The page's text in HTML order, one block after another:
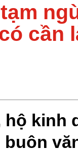
cần
hộ kinh